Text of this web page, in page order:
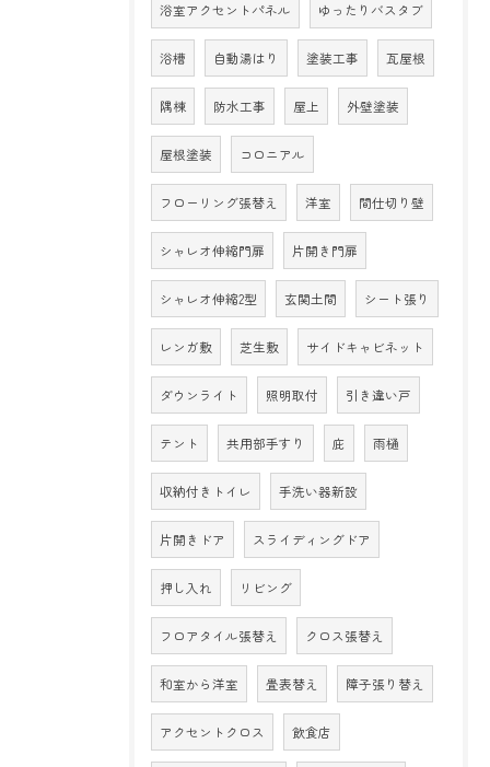
浴室アクセントパネル ゆったりバスタブ
浴槽 自動湯はり 塗装工事 瓦屋根
隅棟 防水工事 屋上 外壁塗装
屋根塗装 コロニアル
フローリング張替え 洋室 間仕切り壁
シャレオ伸縮門扉 片開き門扉
シャレオ伸縮2型 玄関土間 シート張り
レンガ敷 芝生敷 サイドキャビネット
ダウンライト 照明取付 引き違い戸
テント 共用部手すり 庇 雨樋
収納付きトイレ 手洗い器新設
片開きドア スライディングドア
押し入れ リビング
フロアタイル張替え クロス張替え
和室から洋室 畳表替え 障子張り替え
アクセントクロス 飲食店